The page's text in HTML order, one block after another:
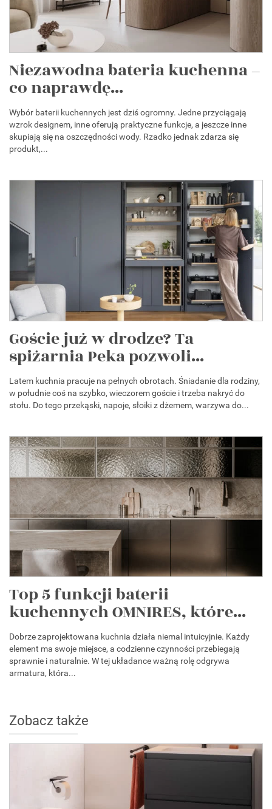
Niezawodna bateria kuchenna –
co naprawdę...
Wybór baterii kuchennych jest dziś ogromny. Jedne przyciągają
wzrok designem, inne oferują praktyczne funkcje, a jeszcze inne
skupiają się na oszczędności wody. Rzadko jednak zdarza się
produkt,...
Goście już w drodze? Ta
spiżarnia Peka pozwoli...
Latem kuchnia pracuje na pełnych obrotach. Śniadanie dla rodziny,
w południe coś na szybko, wieczorem goście i trzeba nakryć do
stołu. Do tego przekąski, napoje, słoiki z dżemem, warzywa do...
Top 5 funkcji baterii
kuchennych OMNIRES, które...
Dobrze zaprojektowana kuchnia działa niemal intuicyjnie. Każdy
element ma swoje miejsce, a codzienne czynności przebiegają
sprawnie i naturalnie. W tej układance ważną rolę odgrywa
armatura, która...
Zobacz także